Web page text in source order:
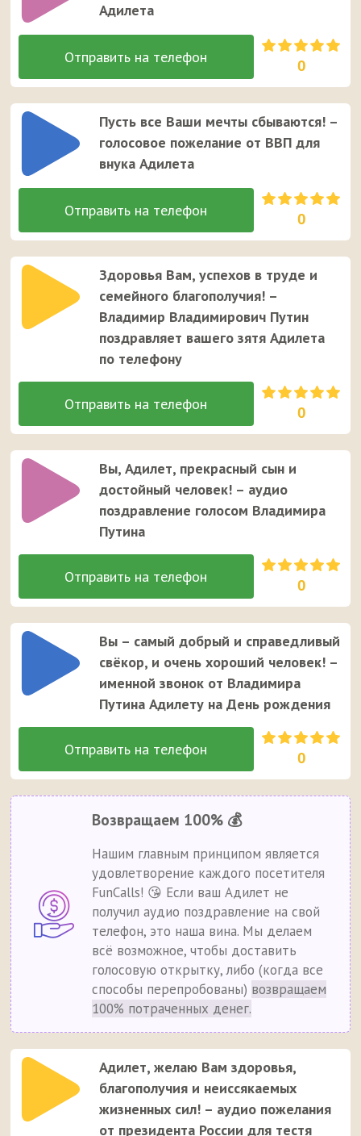
Адилета
0
Пусть все Ваши мечты сбываются! –
голосовое пожелание от ВВП для
внука Адилета
0
Здоровья Вам, успехов в труде и
семейного благополучия! –
Владимир Владимирович Путин
поздравляет вашего зятя Адилета
по телефону
0
Вы, Адилет, прекрасный сын и
достойный человек! – аудио
поздравление голосом Владимира
Путина
0
Вы – самый добрый и справедливый
свёкор, и очень хороший человек! –
именной звонок от Владимира
Путина Адилету на День рождения
0
Возвращаем 100% 💰
Нашим главным принципом является
удовлетворение каждого посетителя
FunCalls! 😘 Если ваш Адилет не
получил аудио поздравление на свой
телефон, это наша вина. Мы делаем
всё возможное, чтобы доставить
голосовую открытку, либо (когда все
способы перепробованы) возвращаем
100% потраченных денег.
Адилет, желаю Вам здоровья,
благополучия и неиссякаемых
жизненных сил! – аудио пожелания
от президента России для тестя